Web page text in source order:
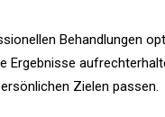
Behandlungen
Ergebnisse
Zielen passen.